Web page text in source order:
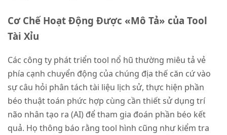
Cơ Chế Hoạt Động Được «Mô Tả» của Tool
Tài Xỉu
Các công ty phát triển tool nổ hũ thường miêu tả vẻ
phía cạnh chuyển động của chúng địa thế căn cứ vào
sự câu hỏi phân tách tài liệu lịch sử, thực hiện phần
béo thuật toán phức hợp cùng cần thiết sử dụng trí
não nhân tạo ra (AI) để tham gia đoán phần béo kết
quả. Họ thông báo rằng tool hình cũng như kiểm tra